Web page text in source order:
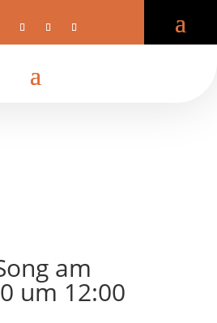
am
um 12:00